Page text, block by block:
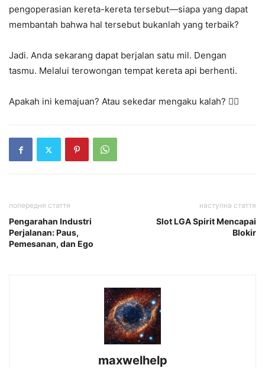
pengoperasian kereta-kereta tersebut—siapa yang dapat
membantah bahwa hal tersebut bukanlah yang terbaik?
Jadi. Anda sekarang dapat berjalan satu mil. Dengan
tasmu. Melalui terowongan tempat kereta api berhenti.
Apakah ini kemajuan? Atau sekedar mengaku kalah? 🤷‍♂️
попередня стаття
Pengarahan Industri
Perjalanan: Paus,
Pemesanan, dan Ego
наступна стаття
Slot LGA Spirit Mencapai
Blokir
maxwelhelp